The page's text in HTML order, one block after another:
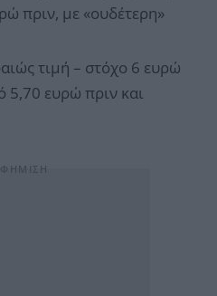
πριν, με «ουδέτερη»
τιμή – στόχο 6 ευρώ
5,70 ευρώ πριν και